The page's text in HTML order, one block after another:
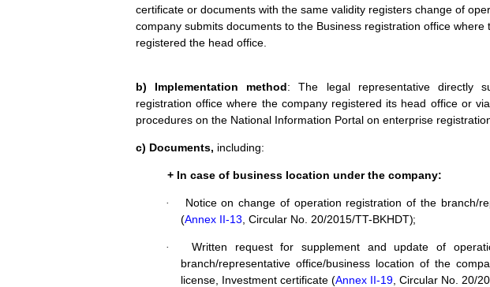
certificate or documents with the same validity registers change of
company submits documents to the Business registration office where
registered the head office
b) Implementation method:The legal representative directly
registration officewhere the company registered its head office or
procedures on the National Information Portal on enterprise
c) Documents, including:
+ In case of business location under the company:
· Notice on change of operation registration of the branch/
(Annex II-13 , Circular No. 20/2015/TT-BKHDT);
·
Written request for supplement and update of
branch/representative office/business location of the
license, Investment certificate (Annex II-19, Circular No. 20/